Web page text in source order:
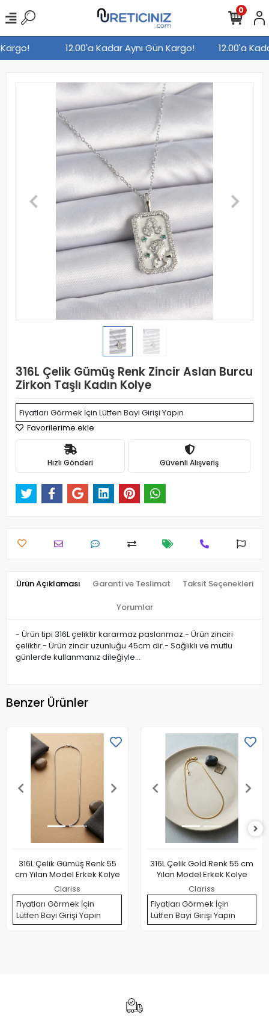
12.00'a Kadar Aynı Gün Kargo! 12.00'a
0
316L Çelik Gümüş Renk Zincir Aslan Burcu
Zirkon Taşlı Kadın Kolye
Fiyatları Görmek İçin Lütfen Bayi Girişi Yapın
Favorilerime ekle
Hızlı Gönderi Güvenli Alışveriş
Ürün Açıklaması Garanti ve Teslimat Taksit Seçenekleri
Yorumlar
- Ürün tipi 316L çeliktir kararmaz paslanmaz.- Ürün zinciri
çeliktir.- Ürün zincir uzunluğu 45cm dir.- Sağlıklı ve mutlu
günlerde kullanmanız dileğiyle…
Benzer Ürünler
316L Çelik Gümüş Renk 55
cm Yılan Model Erkek Kolye
Clariss
Fiyatları Görmek İçin
Lütfen Bayi Girişi Yapın
316L Çelik Gold Renk 55 cm
Yılan Model Erkek Kolye
Clariss
Fiyatları Görmek İçin
Lütfen Bayi Girişi Yapın